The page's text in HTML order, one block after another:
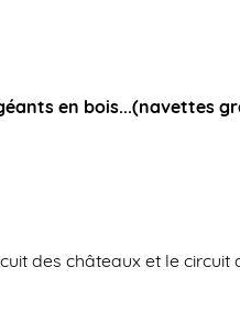
en bois...(navettes
des châteaux et le